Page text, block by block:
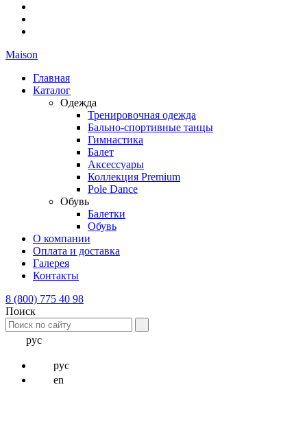
Maison
Главная
Каталог
Одежда
Тренировочная одежда
Бально-спортивные танцы
Гимнастика
Балет
Аксессуары
Коллекция Premium
Pole Dance
Обувь
Балетки
Обувь
О компании
Оплата и доставка
Галерея
Контакты
8 (800) 775 40 98
Поиск
рус
рус
en